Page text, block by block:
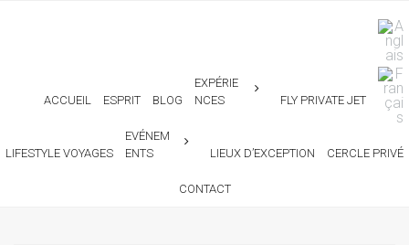
ACCUEIL ESPRIT BLOG
EXPÉRIE
NCES
FLY PRIVATE JET
LIFESTYLE VOYAGES
EVÉNEM
ENTS
LIEUX D’EXCEPTION CERCLE PRIVÉ
CONTACT